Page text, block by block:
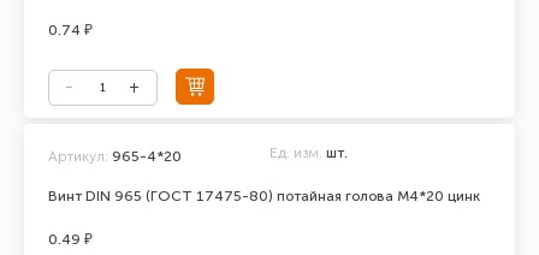
0.74 ₽
Винт DIN 965 (ГОСТ 17475-80) потайная голова М4*20 цинк
Артикул: 965-4*20 Ед. изм. шт.
0.49 ₽